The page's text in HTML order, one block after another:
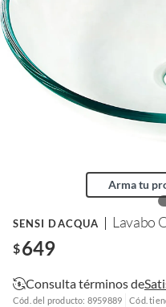
Arma tu
SENSI DACQUA Lavabo
$649
Consulta términos de
Cód. del producto: 8959889 Cód.